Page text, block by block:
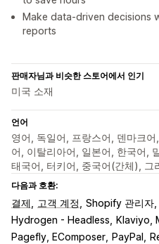
Make data-driven decisions
reports
판매자님과 비슷한 스토어에서 인기
미국 소재
언어
영어, 독일어, 프랑스어, 덴마크
어, 이탈리아어, 일본어, 한국어,
태국어, 터키어, 중국어(간체), 그
다음과 호환:
결제 고객 계정 Shopify 관리자
Hydrogen - Headless
Klaviyo,
Pagefly, EComposer
PayPal